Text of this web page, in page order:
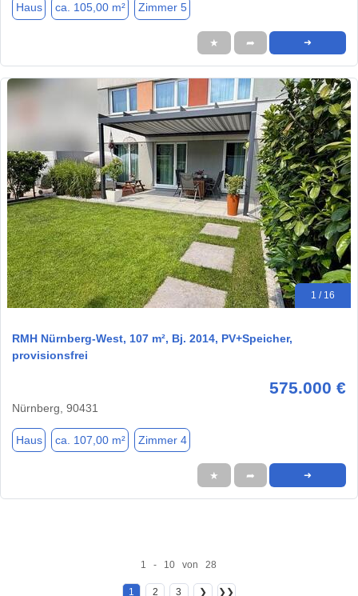
Haus ca. 105,00 m² Zimmer 5
★ ➦ ➜
1 / 16
RMH Nürnberg-West, 107 m², Bj. 2014, PV+Speicher,
provisionsfrei
575.000 €
Nürnberg, 90431
Haus ca. 107,00 m² Zimmer 4
★ ➦ ➜
1 - 10 von 28
1 2 3 ❯ ❯❯